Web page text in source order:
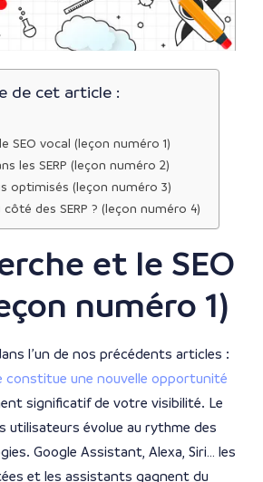
de cet article :
SEO vocal (leçon numéro 1)
les SERP (leçon numéro 2)
optimisés (leçon numéro 3)
des SERP ? (leçon numéro 4)
et le SEO
numéro 1)
l’un de nos précédents articles :
constitue une nouvelle opportunité
significatif de votre visibilité. Le
utilisateurs évolue au rythme des
Google Assistant, Alexa, Siri… les
et les assistants gagnent du